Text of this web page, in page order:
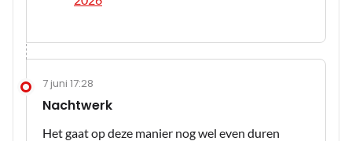
7 juni 17:28
Nachtwerk
Het gaat op deze manier nog wel even duren